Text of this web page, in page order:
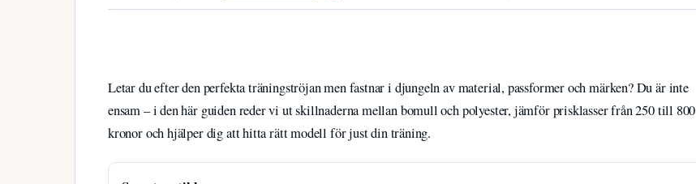
Letar du efter den perfekta träningströjan men fastnar i djungeln av material, passformer och märken? Du är inte
ensam – i den här guiden reder vi ut skillnaderna mellan bomull och polyester, jämför prisklasser från 250 till 800
kronor och hjälper dig att hitta rätt modell för just din träning.